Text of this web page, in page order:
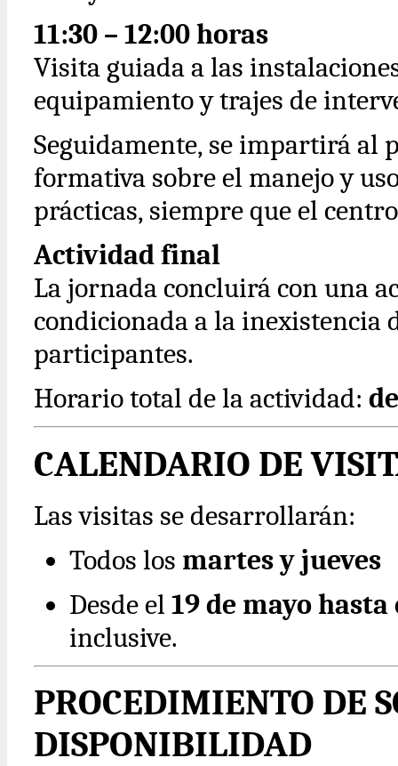
11:30 – 12:00 horas
Visita guiada a las
equipamiento y trajes de
Seguidamente, se impartirá al
formativa sobre el manejo y
prácticas, siempre que el
Actividad final
La jornada concluirá con una
condicionada a la inexistencia
participantes.
Horario total de la actividad:
CALENDARIO DE
Las visitas se desarrollarán:
Todos los martes y jueves
Desde el 19 de mayo
inclusive.
PROCEDIMIENTO DE
DISPONIBILIDAD